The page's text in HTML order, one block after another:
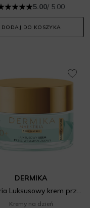
5.00/ 5.00
DODAJ DO KOSZYKA
DERMIKA
Maestria Luksusowy krem przeciwzmarszczkowy 80+
Kremy na dzień